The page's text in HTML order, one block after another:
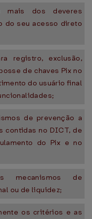
dos deveres
do seu acesso direto
registro, exclusão,
de chaves Pix no
do usuário final
de prevenção a
contidas no DICT, de
do Pix e no
mecanismos de
ou de liquidez;
os critérios e as